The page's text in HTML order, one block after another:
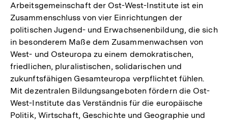
Arbeitsgemeinschaft der Ost-West-Institute ist ein
Zusammenschluss von vier Einrichtungen der
politischen Jugend- und Erwachsenenbildung, die sich
in besonderem Maße dem Zusammenwachsen von
West- und Osteuropa zu einem demokratischen,
friedlichen, pluralistischen, solidarischen und
zukunftsfähigen Gesamteuropa verpflichtet fühlen.
Mit dezentralen Bildungsangeboten fördern die Ost-
West-Institute das Verständnis für die europäische
Politik, Wirtschaft, Geschichte und Geographie und